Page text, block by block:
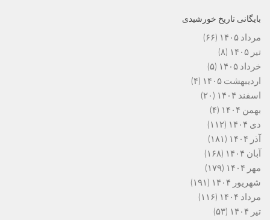
بایگانی تاریخ خورشیدی
مرداد ۱۴۰۵
(۶۶)
تیر ۱۴۰۵
(۸)
خرداد ۱۴۰۵
(۵)
اردیبهشت ۱۴۰۵
(۴)
اسفند ۱۴۰۴
(۲۰)
بهمن ۱۴۰۴
(۴)
دی ۱۴۰۴
(۱۱۲)
آذر ۱۴۰۴
(۱۸۱)
آبان ۱۴۰۴
(۱۶۸)
مهر ۱۴۰۴
(۱۷۹)
شهریور ۱۴۰۴
(۱۹۱)
مرداد ۱۴۰۴
(۱۱۶)
تیر ۱۴۰۴
(۵۳)